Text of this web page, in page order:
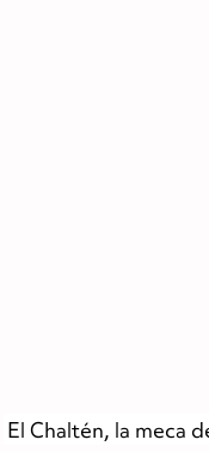
El Chaltén, la meca